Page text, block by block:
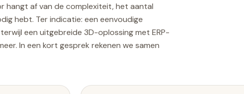
hangt af van de complexiteit, het aantal
hebt. Ter indicatie: een eenvoudige
een uitgebreide 3D-oplossing met ERP-
In een kort gesprek rekenen we samen